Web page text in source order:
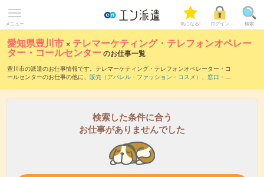
メニュー 気になる! ログイン 検索
愛知県豊川市 × テレマーケティング・テレフォンオペレー
ター・コールセンターのお仕事一覧
豊川市の派遣のお仕事情報です。テレマーケティング・テレフォンオペレーター・コ
ールセンターのお仕事の他に、 販売（アパレル・ファッション・コスメ） 、 窓口・シ
でいただけます。職種辞典：テレマーケティング・テレフォンオペレーター・コール
検索した条件に合う
お仕事がありませんでした